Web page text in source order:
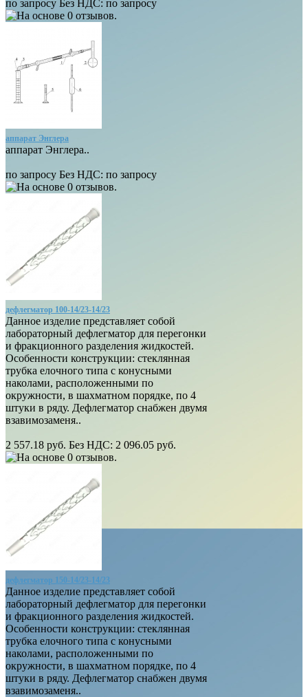
по запросу Без НДС: по запросу
аппарат Энглера
аппарат Энглера..
по запросу Без НДС: по запросу
дефлегматор 100-14/23-14/23
Данное изделие представляет собой
лабораторный дефлегматор для перегонки
и фракционного разделения жидкостей.
Особенности конструкции: стеклянная
трубка елочного типа с конусными
наколами, расположенными по
окружности, в шахматном порядке, по 4
штуки в ряду. Дефлегматор снабжен двумя
взавимозаменя..
2 557.18 руб. Без НДС: 2 096.05 руб.
дефлегматор 150-14/23-14/23
Данное изделие представляет собой
лабораторный дефлегматор для перегонки
и фракционного разделения жидкостей.
Особенности конструкции: стеклянная
трубка елочного типа с конусными
наколами, расположенными по
окружности, в шахматном порядке, по 4
штуки в ряду. Дефлегматор снабжен двумя
взавимозаменя..